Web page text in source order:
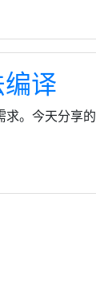
译
求。今天分享的